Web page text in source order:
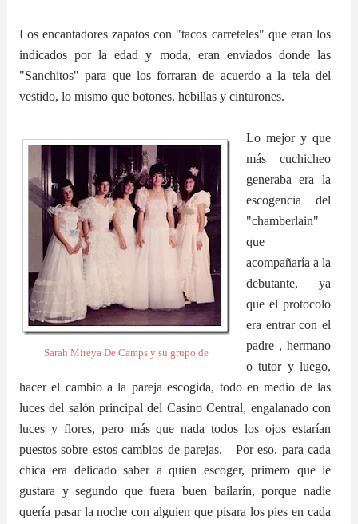
Los encantadores zapatos con "tacos carreteles" que eran los
indicados por la edad y moda, eran enviados donde las
"Sanchitos" para que los forraran de acuerdo a la tela del
vestido, lo mismo que botones, hebillas y cinturones.
Sarah Mireya De Camps y su grupo de
Lo mejor y que
más cuchicheo
generaba era la
escogencia del
"chamberlain"
que
acompañaría a la
debutante, ya
que el protocolo
era entrar con el
padre , hermano
o tutor y luego,
hacer el cambio a la pareja escogida, todo en medio de las
luces del salón principal del Casino Central, engalanado con
luces y flores, pero más que nada todos los ojos estarían
puestos sobre estos cambios de parejas. Por eso, para cada
chica era delicado saber a quien escoger, primero que le
gustara y segundo que fuera buen bailarín, porque nadie
quería pasar la noche con alguien que pisara los pies en cada